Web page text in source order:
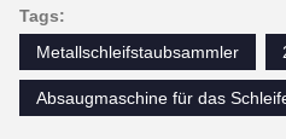
Tags:
Metallschleifstaubsammler
Absaugmaschine für das